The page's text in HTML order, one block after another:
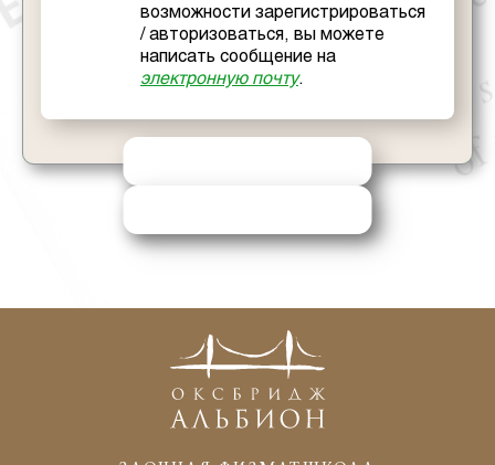
возможности зарегистрироваться
/ авторизоваться, вы можете
написать сообщение на
электронную почту.